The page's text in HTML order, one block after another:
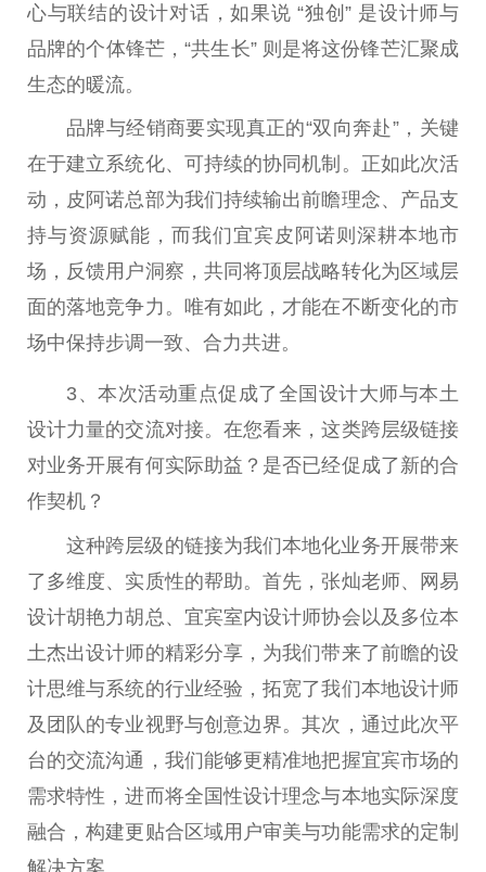
心与联结的设计对话，如果说 “独创” 是设计师与
品牌的个体锋芒，“共生长” 则是将这份锋芒汇聚成
生态的暖流。
品牌与经销商要实现真正的“双向奔赴”，关键
在于建立系统化、可持续的协同机制。正如此次活
动，皮阿诺总部为我们持续输出前瞻理念、产品支
持与资源赋能，而我们宜宾皮阿诺则深耕本地市
场，反馈用户洞察，共同将顶层战略转化为区域层
面的落地竞争力。唯有如此，才能在不断变化的市
场中保持步调一致、合力共进。
3、本次活动重点促成了全国设计大师与本土
设计力量的交流对接。在您看来，这类跨层级链接
对业务开展有何实际助益？是否已经促成了新的合
作契机？
这种跨层级的链接为我们本地化业务开展带来
了多维度、实质性的帮助。首先，张灿老师、网易
设计胡艳力胡总、宜宾室内设计师协会以及多位本
土杰出设计师的精彩分享，为我们带来了前瞻的设
计思维与系统的行业经验，拓宽了我们本地设计师
及团队的专业视野与创意边界。其次，通过此次平
台的交流沟通，我们能够更精准地把握宜宾市场的
需求特性，进而将全国性设计理念与本地实际深度
融合，构建更贴合区域用户审美与功能需求的定制
解决方案。